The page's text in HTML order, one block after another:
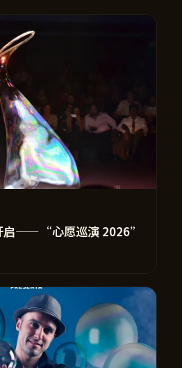
启——“心愿巡演 2026”